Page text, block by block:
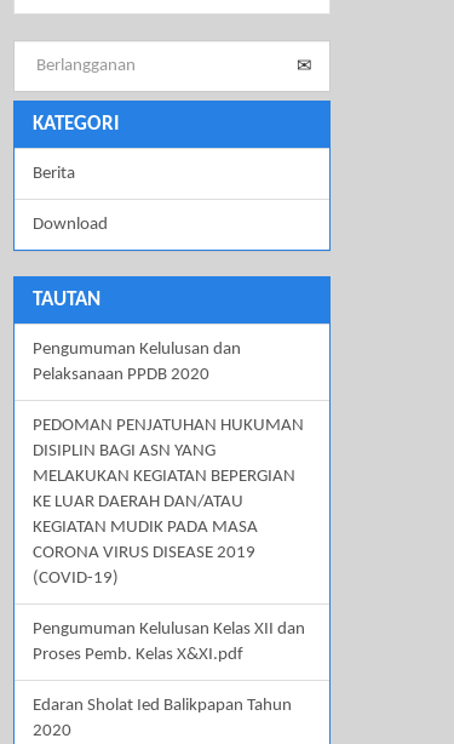
KATEGORI
Berita
Download
TAUTAN
Pengumuman Kelulusan dan
Pelaksanaan PPDB 2020
PEDOMAN PENJATUHAN HUKUMAN
DISIPLIN BAGI ASN YANG
MELAKUKAN KEGIATAN BEPERGIAN
KE LUAR DAERAH DAN/ATAU
KEGIATAN MUDIK PADA MASA
CORONA VIRUS DISEASE 2019
(COVID-19)
Pengumuman Kelulusan Kelas XII dan
Proses Pemb. Kelas X&XI.pdf
Edaran Sholat Ied Balikpapan Tahun
2020